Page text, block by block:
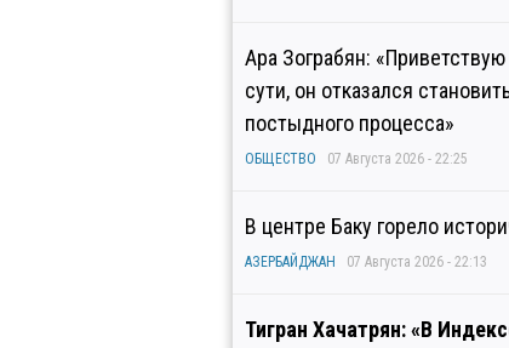
Ара Зограбян:
сути, он отказался
постыдного процесса»
ОБЩЕСТВО 07 Августа 2026 - 22:25
В центре Баку горело
АЗЕРБАЙДЖАН 07 Августа 2026 - 22:13
Тигран Хачатрян: «В